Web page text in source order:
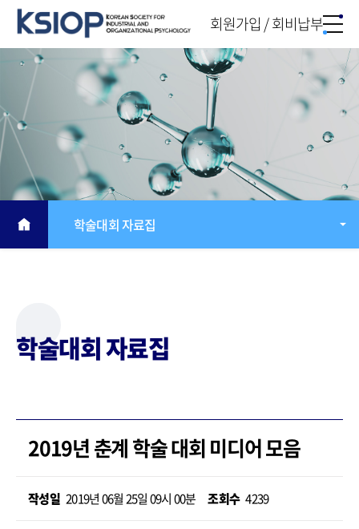
회원가입 / 회비납부
학술대회 자료집
학술대회 자료집
2019년 춘계 학술 대회 미디어 모음
작성일 2019년 06월 25일 09시 00분 조회수 4239